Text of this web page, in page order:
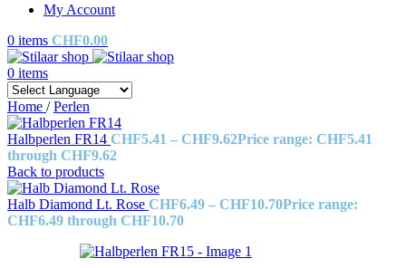
My Account
0 items CHF0.00
0 items
Home / Perlen
Halbperlen FR14 CHF5.41 – CHF9.62Price range: CHF5.41
through CHF9.62
Back to products
Halb Diamond Lt. Rose CHF6.49 – CHF10.70Price range:
CHF6.49 through CHF10.70